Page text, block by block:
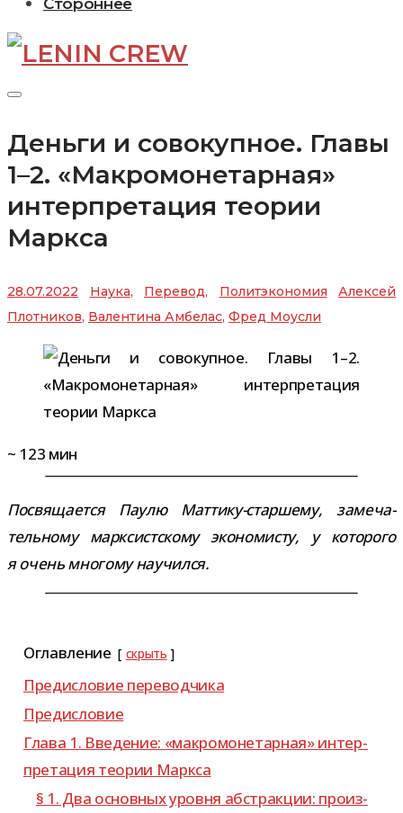
Стороннее
Деньги и совокупное. Главы
1–2. «Макромонетарная»
интерпретация теории
Маркса
28.07.2022 Наука, Перевод, Политэкономия
Алексей
Плотников, Валентина Амбелас, Фред Моусли
~ 123 мин
Посвящается Паулю Маттику-​старшему, заме­ча­
тель­ному марк­сист­скому эко­но­ми­сту, у кото­рого
я очень мно­гому научился.
Оглавление скрыть
Предисловие пере­вод­чика
Предисловие
Глава 1. Введение: «мак­ро­мо­не­тар­ная» интер­
пре­та­ция тео­рии Маркса
§ 1. Два основ­ных уровня абстрак­ции: про­из­